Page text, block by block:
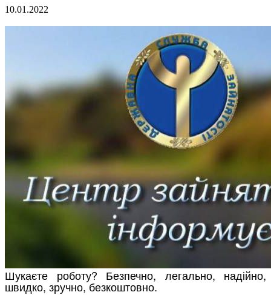
10.01.2022
Шукаєте роботу? Безпечно, легально, надійно,
швидко, зручно, безкоштовно.